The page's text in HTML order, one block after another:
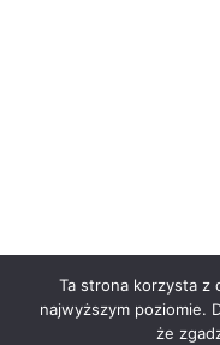
Ta strona korzysta z
najwyższym poziomie.
że